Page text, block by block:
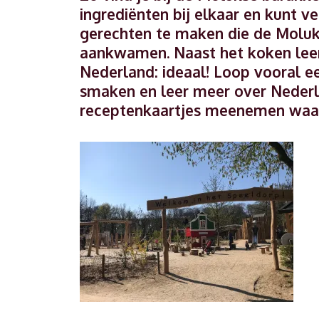
ingrediënten bij elkaar en kunt
gerechten te maken die de
aankwamen. Naast het koken
Nederland: ideaal! Loop vooral
smaken en leer meer over
receptenkaartjes meenemen